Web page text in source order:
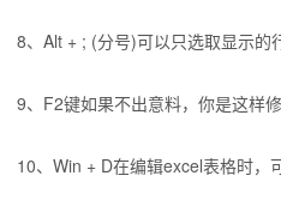
8、Alt + ; (分号)可以只选取显示的
9、F2键如果不出意料，你是这样
10、Win + D在编辑excel表格时，